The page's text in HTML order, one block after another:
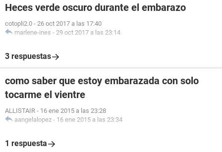
Heces verde oscuro durante el embarazo
cotopli2.0 - 26 oct 2017 a las 17:40
marlene-ines - 29 oct 2017 a las 23:14
3 respuestas
como saber que estoy embarazada con solo
tocarme el vientre
ALLISTAIR - 16 ene 2015 a las 23:28
aangelalopez - 16 ene 2015 a las 23:34
1 respuesta